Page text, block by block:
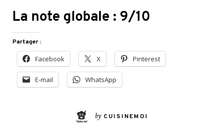
La note globale : 9/10
Partager :
Facebook X Pinterest
E-mail WhatsApp
by CUISINEMOI